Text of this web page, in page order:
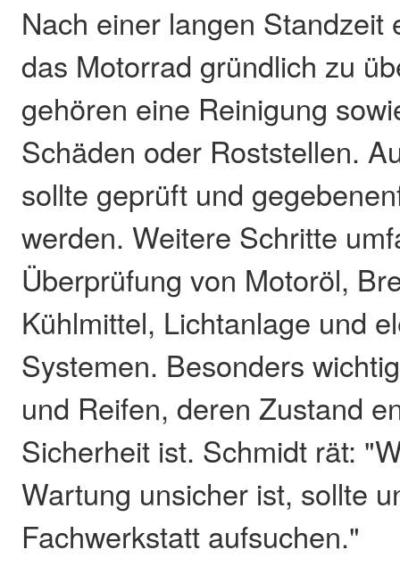
Nach einer langen Standzeit
das Motorrad gründlich zu
gehören eine Reinigung
Schäden oder Roststellen.
sollte geprüft und
werden. Weitere Schritte
Überprüfung von Motoröl,
Kühlmittel, Lichtanlage und
Systemen. Besonders
und Reifen, deren Zustand
Sicherheit ist. Schmidt rät:
Wartung unsicher ist, sollte
Fachwerkstatt aufsuchen."